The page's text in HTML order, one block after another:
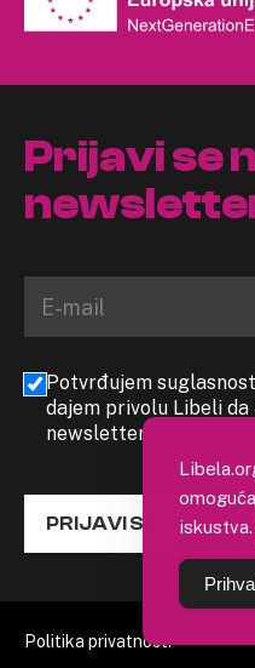
Prijavi se
Potvrđujem
dajem privolu Libeli
newslettera
PRIJAVI SE
Politika privatnosti
iskustva.